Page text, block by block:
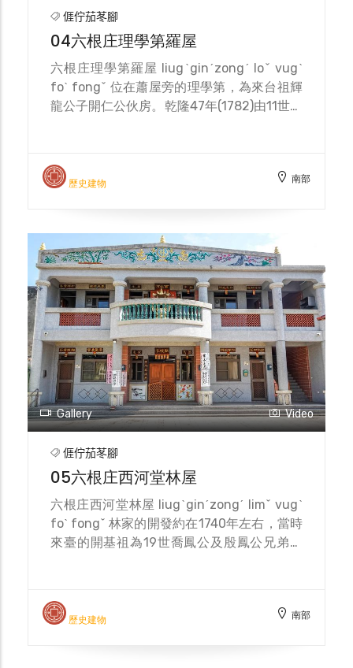
上）。
𠊎佇茄苳腳
04六根庄理學第羅屋
六根庄理學第羅屋 liugˋginˊzongˊ loˇ vugˋ
foˋ fongˇ 位在蕭屋旁的理學第，為來台祖輝
龍公子開仁公伙房。乾隆47年(1782)由11世輝
識，將其妹蕭己妹嫁給開仁公，並帶入豐厚的
田產作為嫁妝。然而蕭己妹早逝，開仁公再娶
到，開仁公過世後因葬於佳冬風水寶穴田螺
穴，因而羅屋家業得以興盛。 羅屋是臺灣少
見的五堂二橫格局大院落，還有考量風水設計
的建築元素，如理學第前的半月池、土地龍
神、楊公柱、化胎、五行石等，神龕周圍有許
多的題字，如上方有「祖德流芳」、「薦時
食」、「報宗功」，左右對聯為「昭穆有倫綿
世澤」及「春秋並祀紹前徽」等，從這些題字
可看出希望後代子孫感念祖先恩德，謹守倫理
並勤於祭祀。
歷史建物 南部
Gallery Video
𠊎佇茄苳腳
05六根庄西河堂林屋
六根庄西河堂林屋 liugˋginˊzongˊ limˇ vugˋ
foˋ fongˇ 林家的開發約在1740年左右，當時
來臺的開基祖為19世喬鳳公及殷鳳公兄弟。
探視子孫，不久於佳冬過世。到了20世任坤
公時，開始買田買地，建立家業，成了佳冬望
歷史建物 南部